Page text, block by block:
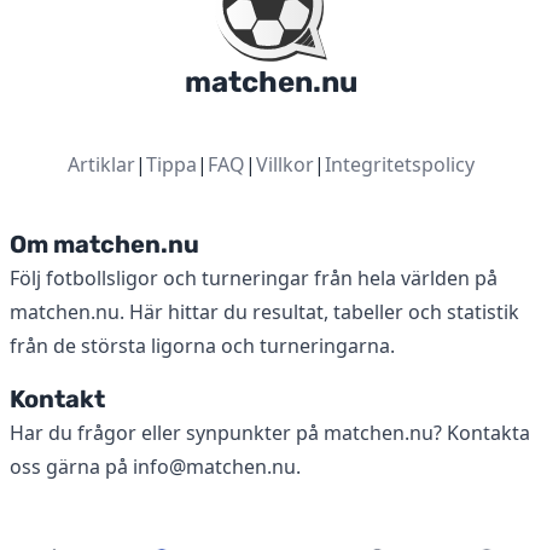
matchen.nu
Artiklar|Tippa| FAQ|Villkor|Integritetspolicy
Om matchen.nu
Följ fotbollsligor och turneringar från hela världen på
matchen.nu. Här hittar du resultat, tabeller och statistik
från de största ligorna och turneringarna.
Kontakt
Har du frågor eller synpunkter på matchen.nu? Kontakta
oss gärna på info@matchen.nu.